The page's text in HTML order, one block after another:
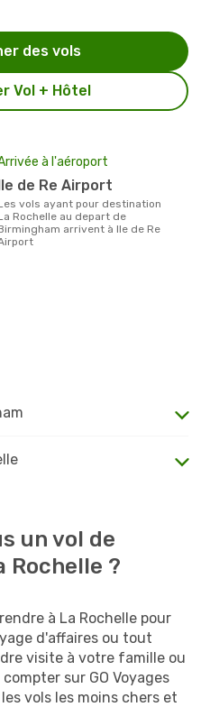
Vol + Hôtel
des vols
à l'aéroport
Ile de Re Airport
destination
Rochelle au depart de
arrivent à Ile de Re
un vol de
Rochelle ?
à La Rochelle pour
d'affaires ou tout
visite à votre famille ou
sur GO Voyages
vols les moins chers et